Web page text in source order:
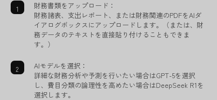
財務書類をアップロード：
財務諸表、支出レポート、または財務関連のPDFをAIダ
イアログボックスにアップロードします。（または、財
務データのテキストを直接貼り付けることもできま
す。）
AIモデルを選択：
詳細な財務分析や予測を行いたい場合はGPT-5を選択
し、費目分類の論理性を高めたい場合はDeepSeek R1を
選択します。